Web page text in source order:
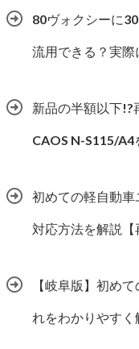
80ヴォクシーに
流用できる？実
新品の半額以下!?
CAOS N-S115/A4
初めての軽自動
対応方法を解説【
【岐阜版】初め
れをわかりやすく